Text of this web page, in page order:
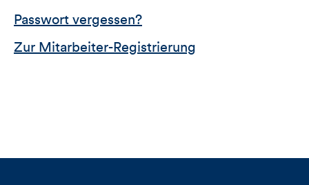
Passwort vergessen?
Zur Mitarbeiter-Registrierung